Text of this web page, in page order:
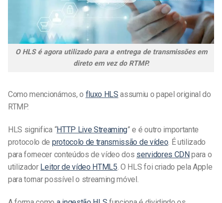
O HLS é agora utilizado para a entrega de transmissões em
direto em vez do RTMP.
Como mencionámos, o fluxo HLS assumiu o papel original do
RTMP.
HLS significa “HTTP Live Streaming” e é outro importante
protocolo de protocolo de transmissão de vídeo. É utilizado
para fornecer conteúdos de vídeo dos servidores CDNpara o
utilizador Leitor de vídeo HTML5. O HLS foi criado pela Apple
para tornar possível o streaming móvel.